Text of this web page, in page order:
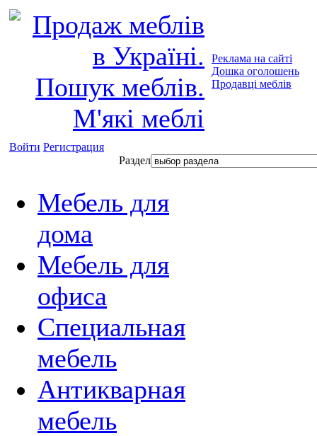
Реклама на сайті
Дошка оголошень
Продавці меблів
Войти Регистрация
Раздел
Мебель для
дома
Мебель для
офиса
Специальная
мебель
Антикварная
мебель